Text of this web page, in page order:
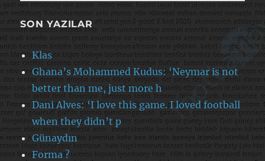
SON YAZILAR
Klas
Ghana’s Mohammed Kudus: ‘Neymar is not
better than me, just more h
Dani Alves: ‘I love this game. I loved football
when they didn’t p
Günaydın
Forma ?